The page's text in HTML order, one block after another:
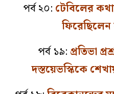
পর্ব ২০: টেবিলের
পর্ব ১৯: প্রতিভা
দস্তয়েভস্কিকে